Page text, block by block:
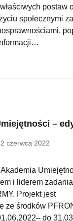
postaw
społecznymi
–
czerwca 2022
Akademia
i liderem
Projekt jest
ze środków
do